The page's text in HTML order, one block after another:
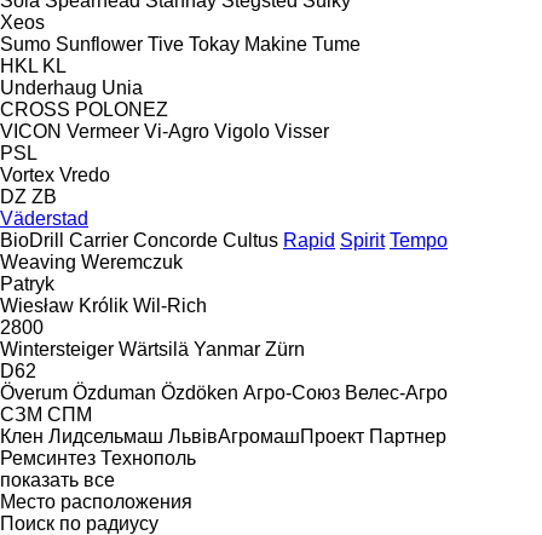
Xeos
Sumo Sunflower Tive Tokay Makine Tume
HKL KL
Underhaug Unia
CROSS POLONEZ
VICON Vermeer Vi-Agro Vigolo Visser
PSL
Vortex Vredo
DZ ZB
Väderstad
BioDrill
Carrier Concorde Cultus Rapid Spirit Tempo
Weaving Weremczuk
Patryk
Wiesław Królik Wil-Rich
2800
Wintersteiger Wärtsilä Yanmar Zürn
D62
Överum Özduman Özdöken Агро-Союз Велес-Агро
СЗМ СПМ
Клен Лидсельмаш ЛьвівАгромашПроект Партнер
Ремсинтез Технополь
показать все
Место расположения
Поиск по радиусу